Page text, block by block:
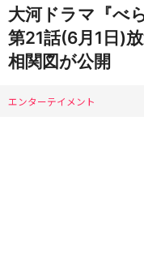
大河ドラマ『べ
第21話(6月1日)
相関図が公開
エンターテイメント